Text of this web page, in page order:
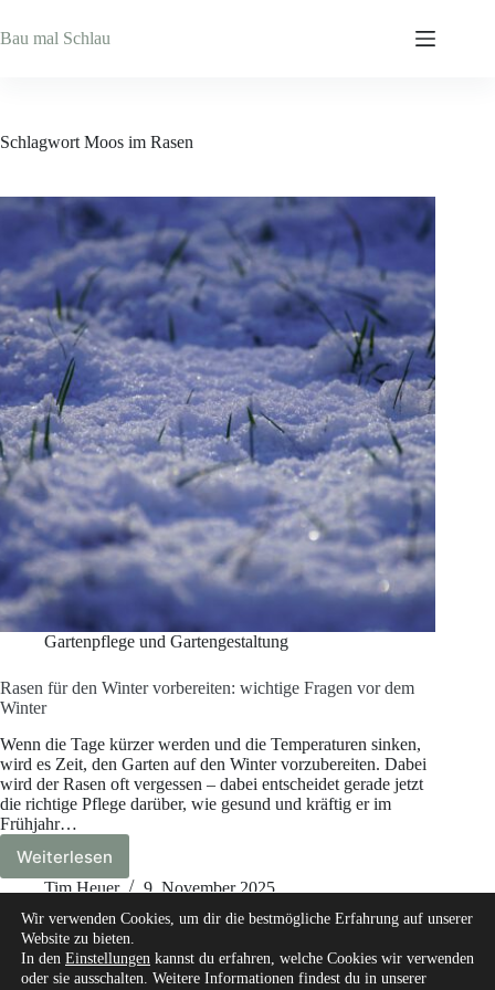
Inhalt
springen
Bau mal Schlau
Schlagwort Moos im Rasen
Gartenpflege und Gartengestaltung
Rasen für den Winter vorbereiten: wichtige Fragen vor dem
Winter
Wenn die Tage kürzer werden und die Temperaturen sinken,
wird es Zeit, den Garten auf den Winter vorzubereiten. Dabei
wird der Rasen oft vergessen – dabei entscheidet gerade jetzt
die richtige Pflege darüber, wie gesund und kräftig er im
Frühjahr…
Weiterlesen
Rasen
für
Winter
vorbereiten:
wichtige
Tim Heuer 9. November 2025
Wir verwenden Cookies, um dir die bestmögliche Erfahrung auf unserer
Website zu bieten.
In den Einstellungen kannst du erfahren, welche Cookies wir verwenden
oder sie ausschalten. Weitere Informationen findest du in unserer